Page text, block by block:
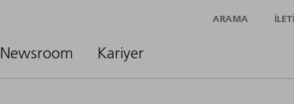
Newsroom Kariyer
ARAMA